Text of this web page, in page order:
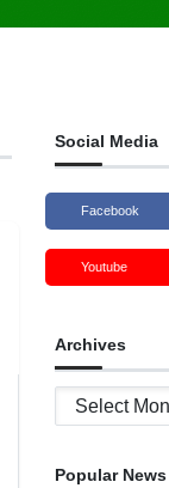
Social Media
Facebook
Youtube
Archives
Archives
Popular News